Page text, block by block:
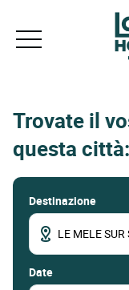
Trovate il
questa
Destinazione
date